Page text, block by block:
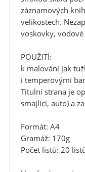
záznamových
velikostech.
voskovky,
POUŽITÍ:
k malování jak
i temperovými
Titulní strana je
smajlíci, auto) a
Formát: A4
Gramáž: 170g
Počet listů: 20